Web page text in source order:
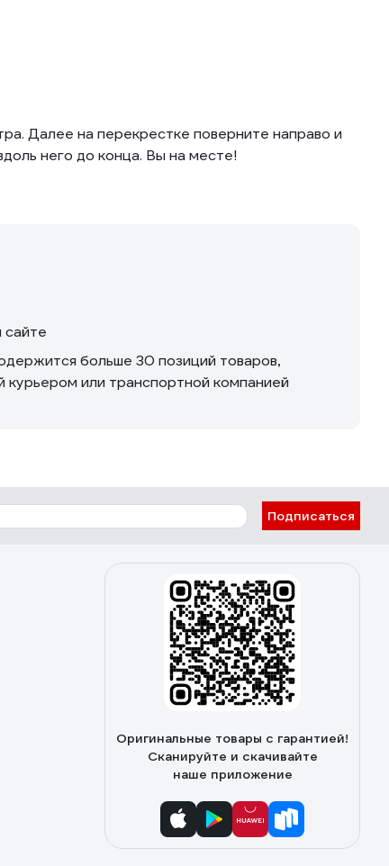
Далее на перекрестке поверните направо и
него до конца. Вы на месте!
сайте
больше 30 позиций товаров,
курьером или транспортной компанией
Подписаться
Оригинальные товары с гарантией!
Сканируйте и скачивайте
наше приложение